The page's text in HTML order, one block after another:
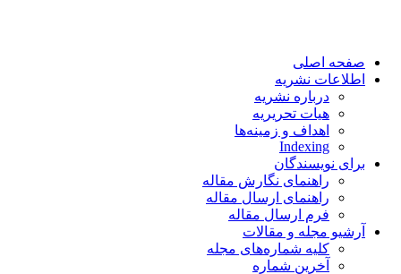
صفحه اصلی
اطلاعات نشریه
درباره نشریه
هیات تحریریه
اهداف و زمینه‌ها
Indexing
برای نویسندگان
راهنمای نگارش مقاله
راهنمای ارسال مقاله
فرم ارسال مقاله
آرشیو مجله و مقالات
کلیه شماره‌های مجله
آخرین شماره